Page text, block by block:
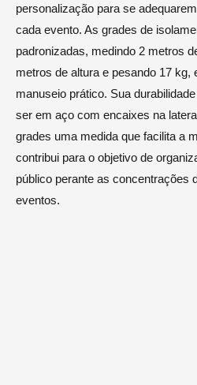
personalização para se
cada evento. As grades de
padronizadas, medindo 2 metros
metros de altura e pesando 17 kg,
manuseio prático. Sua
ser em aço com encaixes na
grades uma medida que facilita a
contribui para o objetivo de
público perante as concentrações
eventos.